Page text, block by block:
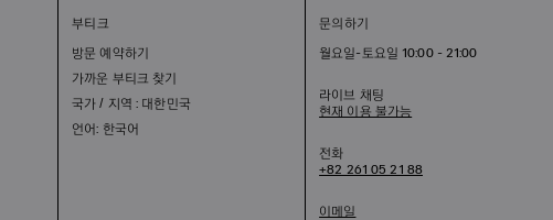
부티크
방문 예약하기
가까운 부티크 찾기
국가 / 지역 : 대한민국
언어: 한국어
문의하기
월요일-토요일 10:00 - 21:00
라이브 채팅
현재 이용 불가능
전화
+82 261 05 21 88
이메일